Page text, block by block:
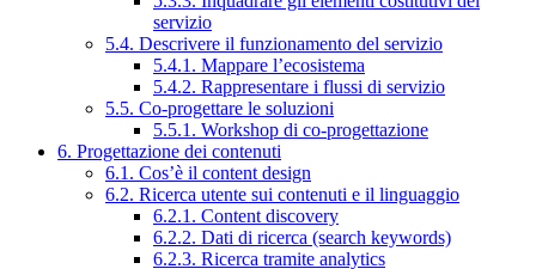
servizio
5.4. Descrivere il funzionamento del servizio
5.4.1. Mappare l’ecosistema
5.4.2. Rappresentare i flussi di servizio
5.5. Co-progettare le soluzioni
5.5.1. Workshop di co-progettazione
6. Progettazione dei contenuti
6.1. Cos’è il content design
6.2. Ricerca utente sui contenuti e il linguaggio
6.2.1. Content discovery
6.2.2. Dati di ricerca (search keywords)
6.2.3. Ricerca tramite analytics